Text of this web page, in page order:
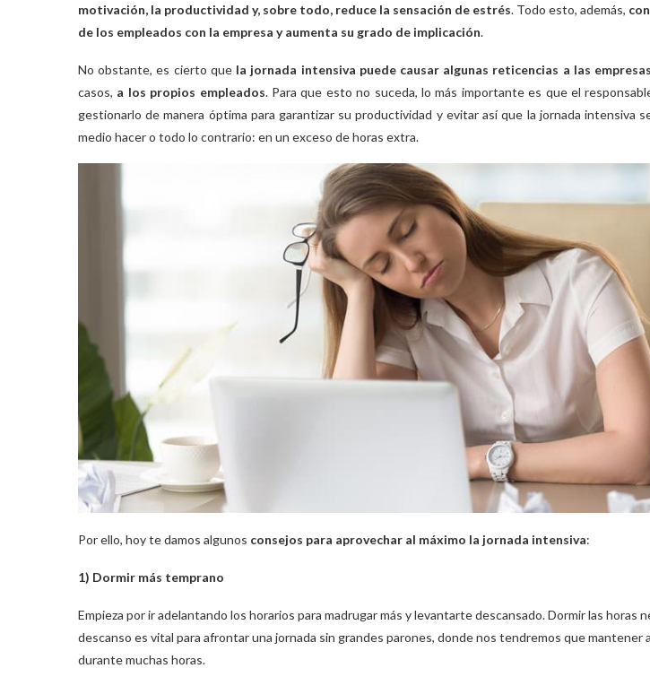
motivación, la productividad y, sobre todo, reduce la sensación de estrés. Todo esto, además,
de los empleados con la empresa y aumenta su grado de implicación.
No obstante, es cierto que la jornada intensiva puede causar algunas reticencias a las
casos, a los propios empleados. Para que esto no suceda, lo más importante es que el
gestionarlo de manera óptima para garantizar su productividad y evitar así que la jornada intensiva
medio hacer o todo lo contrario: en un exceso de horas extra.
Por ello, hoy te damos algunos consejos para aprovechar al máximo la jornada intensiva:
1) Dormir más temprano
Empieza por ir adelantando los horarios para madrugar más y levantarte descansado. Dormir las horas
descanso es vital para afrontar una jornada sin grandes parones, donde nos tendremos que mantener
durante muchas horas.